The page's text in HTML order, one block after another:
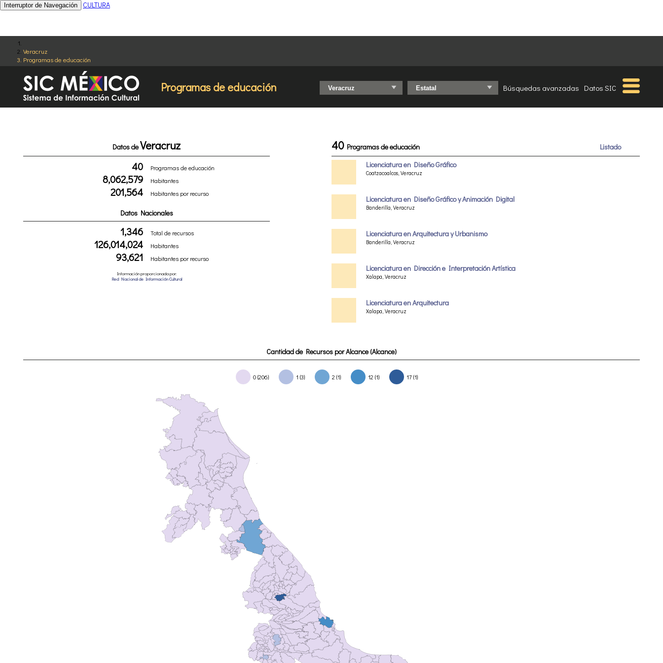
Veracruz
Programas de educación
Programas de educación Búsquedas avanzadas Datos SIC
Interruptor de Navegación CULTURA
Datos deVeracruz
40 Programas de educación
8,062,579 Habitantes
201,564 Habitantes por recurso
Datos Nacionales
1,346 Total de recursos
126,014,024 Habitantes
93,621 Habitantes por recurso
Información proporcionada por:
Red Nacional de Información Cultural
40 Programas de educación
Listado
Licenciatura en Diseño Gráfico
Coatzacoalcos, Veracruz
Licenciatura en Diseño Gráfico y Animación Digital
Banderilla, Veracruz
Licenciatura en Arquitectura y Urbanismo
Banderilla, Veracruz
Licenciatura en Dirección e Interpretación Artística
Xalapa, Veracruz
Licenciatura en Arquitectura
Xalapa, Veracruz
Cantidad de Recursos por Alcance (Alcance)
0 (206) 1 (3) 2 (1) 12 (1) 17 (1)